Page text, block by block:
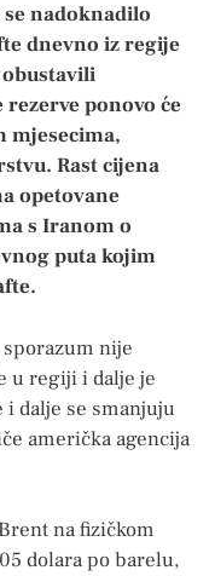
nadoknadilo
dnevno iz regije
obustavili
ponovo će
mjesecima,
Rast cijena
opetovane
s Iranom o
puta kojim
nije
u regiji i dalje je
i dalje se smanjuju
američka agencija
na fizičkom
dolara po barelu,